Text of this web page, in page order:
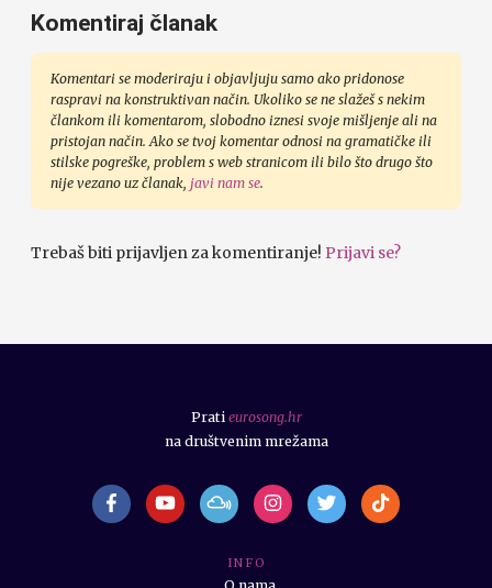
Komentiraj članak
Komentari se moderiraju i objavljuju samo ako pridonose
raspravi na konstruktivan način. Ukoliko se ne slažeš s nekim
člankom ili komentarom, slobodno iznesi svoje mišljenje ali na
pristojan način. Ako se tvoj komentar odnosi na gramatičke ili
stilske pogreške, problem s web stranicom ili bilo što drugo što
nije vezano uz članak, javi nam se.
Trebaš biti prijavljen za komentiranje! Prijavi se?
I N F O
Prati eurosong.hr
na društvenim mrežama